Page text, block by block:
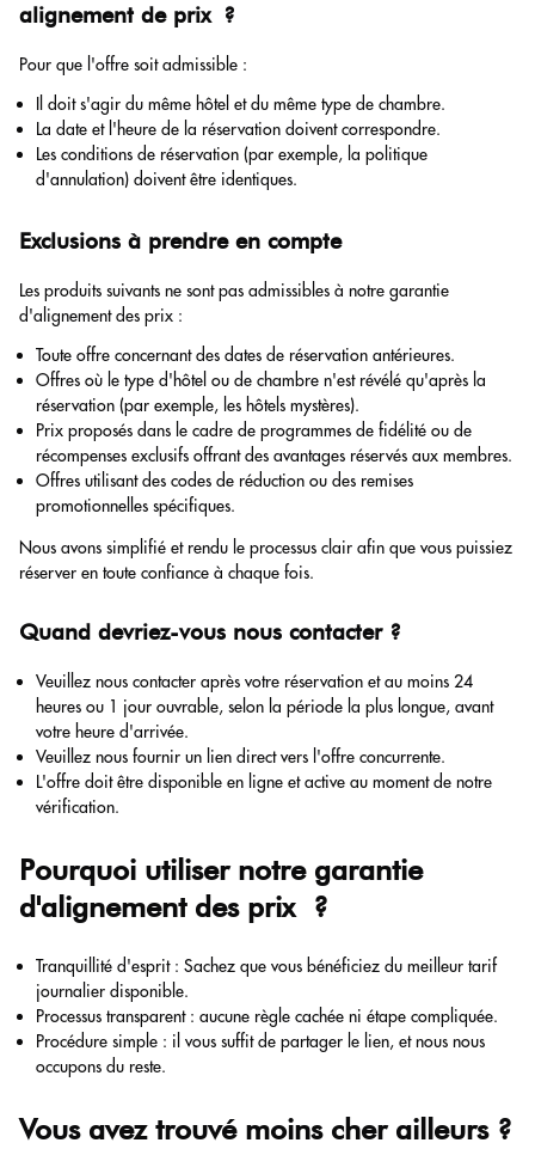
alignement de prix ?
Pour que l'offre soit admissible :
Il doit s'agir du même hôtel et du même type de chambre.
La date et l'heure de la réservation doivent correspondre.
Les conditions de réservation (par exemple, la politique
d'annulation) doivent être identiques.
Exclusions à prendre en compte
Les produits suivants ne sont pas admissibles à notre garantie
d'alignement des prix :
Toute offre concernant des dates de réservation antérieures.
Offres où le type d'hôtel ou de chambre n'est révélé qu'après la
réservation (par exemple, les hôtels mystères).
Prix proposés dans le cadre de programmes de fidélité ou de
récompenses exclusifs offrant des avantages réservés aux membres.
Offres utilisant des codes de réduction ou des remises
promotionnelles spécifiques.
Nous avons simplifié et rendu le processus clair afin que vous puissiez
réserver en toute confiance à chaque fois.
Quand devriez-vous nous contacter ?
Veuillez nous contacter après votre réservation et au moins 24
heures ou 1 jour ouvrable, selon la période la plus longue, avant
votre heure d'arrivée.
Veuillez nous fournir un lien direct vers l'offre concurrente.
L'offre doit être disponible en ligne et active au moment de notre
vérification.
Pourquoi utiliser notre garantie
d'alignement des prix ?
Tranquillité d'esprit : Sachez que vous bénéficiez du meilleur tarif
journalier disponible.
Processus transparent : aucune règle cachée ni étape compliquée.
Procédure simple : il vous suffit de partager le lien, et nous nous
occupons du reste.
Vous avez trouvé moins cher ailleurs ?